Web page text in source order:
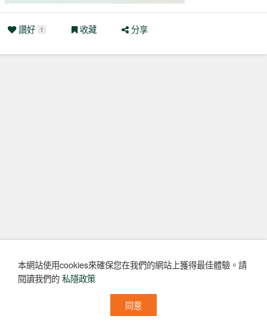
讚好 1 收藏 分享
本網站使用cookies來確保您在我們的網站上獲得最佳體驗。請
閱讀我們的私隱政策
同意